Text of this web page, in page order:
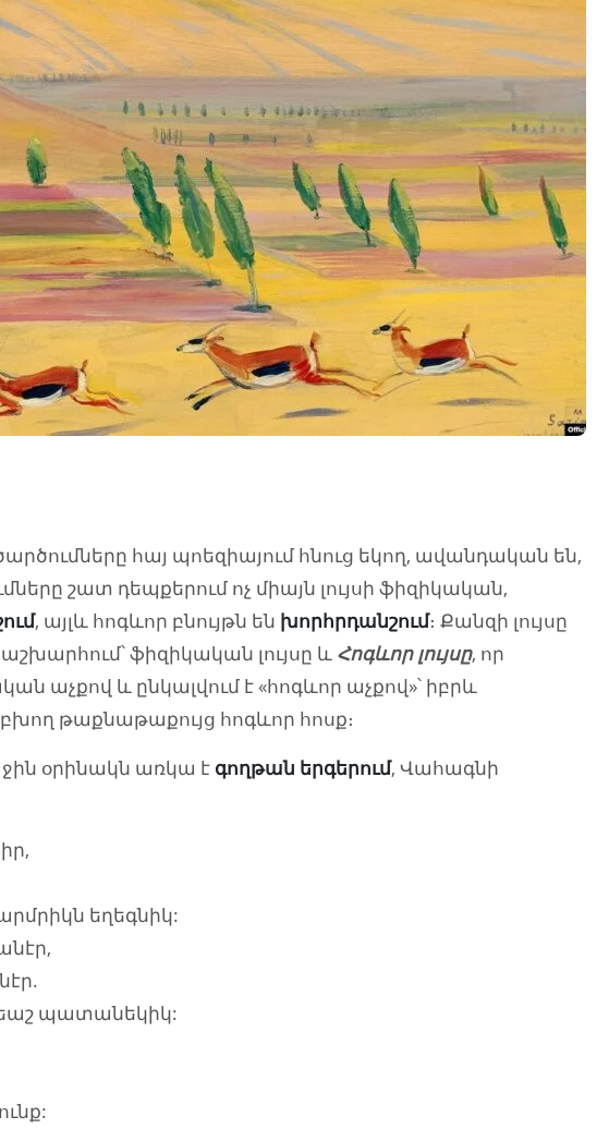
հայ պոեզիայում հնուց եկող, ավանդական են,
շատ դեպքերում ոչ միայն լույսի ֆիզիկական,
, այլև հոգևոր բնույթն են խորհրդանշում։ Քանզի լույսը
աշխարհում՝ ֆիզիկական լույսը և Հոգևոր լույսը, որ
աչքով և ընկալվում է «հոգևոր աչքով»՝ իբրև
թաքնաթաքույց հոգևոր հոսք։
օրինակն առկա է գողթան երգերում, Վահագնի
եղեգնիկ:
պատանեկիկ: